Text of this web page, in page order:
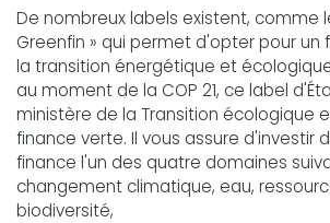
De nombreux labels existent, comme
Greenfin » qui permet d'opter pour un
la transition énergétique et
au moment de la COP 21, ce label
ministère de la Transition écologique
finance verte. Il vous assure d'investir
finance l'un des quatre domaines
changement climatique, eau,
biodiversité,